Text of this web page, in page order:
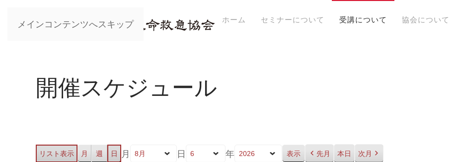
メインコンテンツへスキップ ホーム セミナーについて 受講について 協会について
開催スケジュール
リスト表示 月 週 日 月 日 年 先月 本日 次月